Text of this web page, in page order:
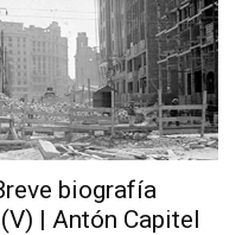
biografía
| Antón Capitel